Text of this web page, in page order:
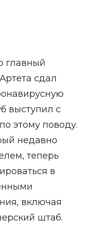
главный
сдал
выступил с
этому поводу.
недавно
теперь
в
включая
штаб.